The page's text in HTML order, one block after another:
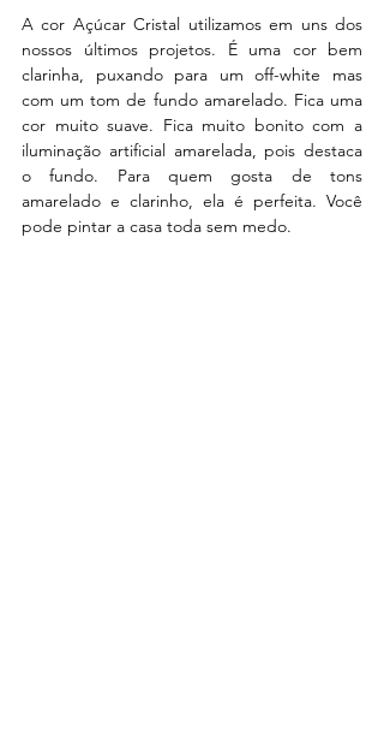
A cor Açúcar Cristal utilizamos em uns dos
nossos últimos projetos. É uma cor bem
clarinha, puxando para um off-white mas
com um tom de fundo amarelado. Fica uma
cor muito suave. Fica muito bonito com a
iluminação artificial amarelada, pois destaca
o fundo. Para quem gosta de tons
amarelado e clarinho, ela é perfeita. Você
pode pintar a casa toda sem medo.